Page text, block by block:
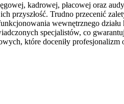
kadrowej, płacowej oraz
przyszłość. Trudno przecenić
wewnętrznego
specjalistów, co
które doceniły